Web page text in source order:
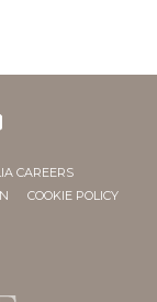
CAREERS
COOKIE POLICY